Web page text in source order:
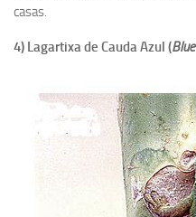
casas.
4) Lagartixa de Cauda Azul (